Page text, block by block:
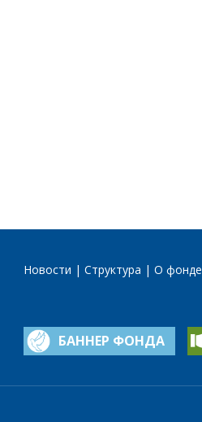
Новости Структура О фонде
БАННЕР ФОНДА